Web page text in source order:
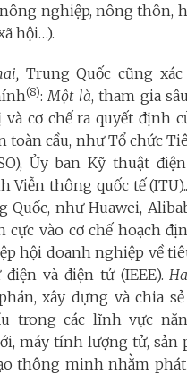
nghiệp, nông thôn,
hội…).
Trung Quốc cũng
(8): Một là, tham gia
cơ chế ra quyết định
toàn cầu, như Tổ chức
Ủy ban Kỹ thuật
Viễn thông quốc tế
Quốc, như Huawei,
cực vào cơ chế hoạch
hội doanh nghiệp về
và điện tử (IEEE).
xây dựng và chia
trong các lĩnh vực
máy tính lượng tử, sản
thông minh nhằm